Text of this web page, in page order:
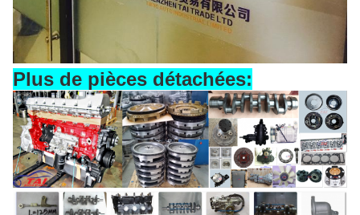
Plus de pièces détachées: